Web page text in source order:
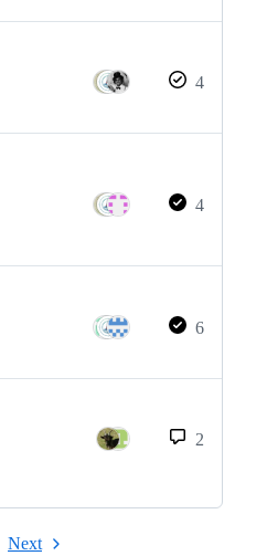
4
4
6
2
Next